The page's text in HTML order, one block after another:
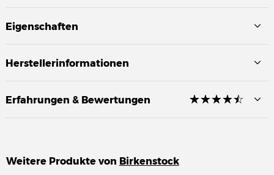
Eigenschaften
Herstellerinformationen
Erfahrungen & Bewertungen ☆☆☆☆☆
★★★★★
Weitere Produkte von Birkenstock